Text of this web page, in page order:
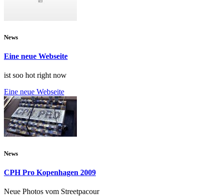
News
Eine neue Webseite
ist soo hot right now
Eine neue Webseite
News
CPH Pro Kopenhagen 2009
Neue Photos vom Streetpacour